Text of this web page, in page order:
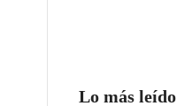
Lo más leído